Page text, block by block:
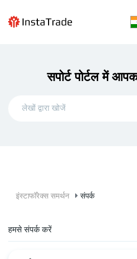
सपोर्ट पोर्टल में
इंस्टाफॉरेक्स समर्थन संपर्क
हमसे संपर्क करें